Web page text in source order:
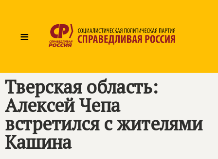
≡
Тверская область:
Алексей Чепа
встретился с жителями
Кашина